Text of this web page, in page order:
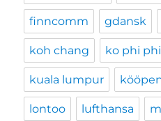
finncomm gdansk
koh chang ko phi phi
kuala lumpur
lontoo lufthansa